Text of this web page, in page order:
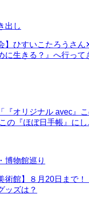
出し
】ひすいこたろうさ
に生きる？』へ行って
『オリジナル avec』
の『ほぼ日手帳』に
博物館巡り
術館】８月20日まで！
ッズは？